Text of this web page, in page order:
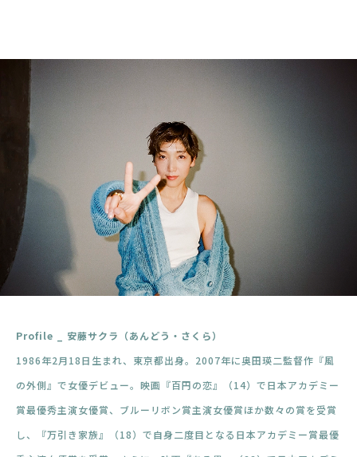
Profile _ 安藤サクラ（あんどう・さくら）
1986年2月18日生まれ、東京都出身。2007年に奥田瑛二監督作『風
の外側』で女優デビュー。映画『百円の恋』（14）で日本アカデミー
賞最優秀主演女優賞、ブルーリボン賞主演女優賞ほか数々の賞を受賞
し、『万引き家族』（18）で自身二度目となる日本アカデミー賞最優